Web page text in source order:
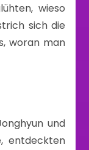
wieso
sich die
woran man
und
entdeckten